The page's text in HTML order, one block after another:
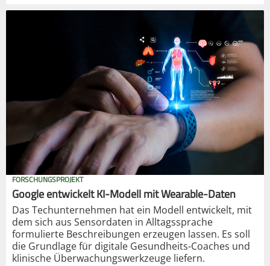
FORSCHUNGSPROJEKT
Google entwickelt KI-Modell mit Wearable-Daten
Das Techunternehmen hat ein Modell entwickelt, mit
dem sich aus Sensordaten in Alltagssprache
formulierte Beschreibungen erzeugen lassen. Es soll
die Grundlage für digitale Gesundheits-Coaches und
klinische Überwachungswerkzeuge liefern.